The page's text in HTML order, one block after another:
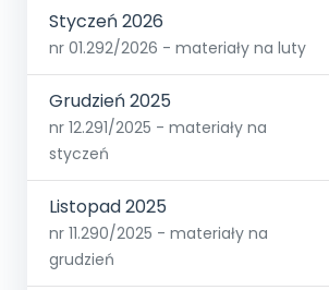
Styczeń 2026
nr 01.292/2026 - materiały na luty
Grudzień 2025
nr 12.291/2025 - materiały na
styczeń
Listopad 2025
nr 11.290/2025 - materiały na
grudzień